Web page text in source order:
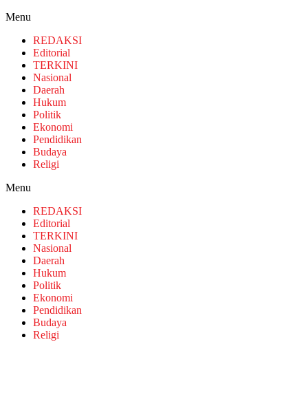
Menu
REDAKSI
Editorial
TERKINI
Nasional
Daerah
Hukum
Politik
Ekonomi
Pendidikan
Budaya
Religi
Menu
REDAKSI
Editorial
TERKINI
Nasional
Daerah
Hukum
Politik
Ekonomi
Pendidikan
Budaya
Religi